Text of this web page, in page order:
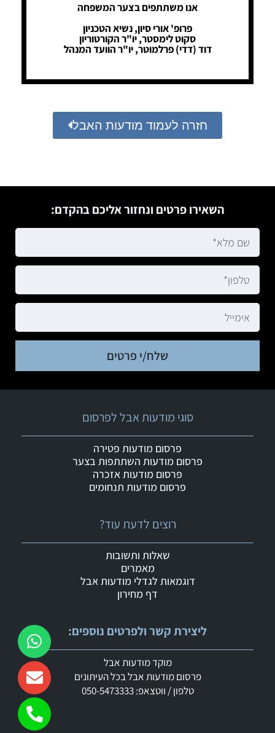
אנו משתתפים בצער המשפחה
פרופ' אורי סיון, נשיא הטכניון
סקוט לימסטר, יו"ר הקורטוריון
דוד (דדי) פרלמוטר, יו"ר הוועד המנהל
חזרה לעמוד מודעות האבל
השאירו פרטים ונחזור אליכם בהקדם:
שלח/י פרטים
ליצירת קשר ולפרטים נוספים:
מוקד מודעות אבל
פרסום מודעות אבל בכל העיתונים
טלפון / ווטצאפ: 050-5473333
רוצים לדעת עוד?
שאלות ותשובות
מאמרים
דוגמאות לגדלי מודעות אבל
דף מחירון
סוגי מודעות אבל לפרסום
פרסום מודעות פטירה
פרסום מודעות השתתפות בצער
פרסום מודעות אזכרה
פרסום מודעות תנחומים